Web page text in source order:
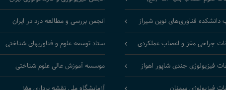
دانشکده فناوری‌های نوین شیراز
جراحی مغز و اعصاب عملکردی
فیزیولوژی جندی شاپور اهواز
فیزیولوژی سمنان
انجمن بررسی و مطالعه درد در ایران
ستاد توسعه علوم و فناوریهای شناختی
موسسه آموزش عالی علوم شناختی
آزمایشگاه ملی نقشه برداری مغز